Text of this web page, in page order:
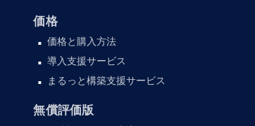
価格
価格と購入方法
導入支援サービス
まるっと構築支援サービス
無償評価版